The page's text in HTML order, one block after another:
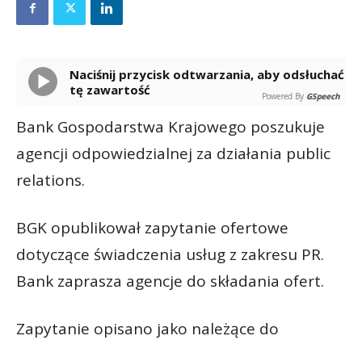
Naciśnij przycisk odtwarzania, aby odsłuchać
tę zawartość
Powered By GSpeech
Bank Gospodarstwa Krajowego poszukuje
agencji odpowiedzialnej za działania public
relations.
BGK opublikował zapytanie ofertowe
dotyczące świadczenia usług z zakresu PR.
Bank zaprasza agencje do składania ofert.
Zapytanie opisano jako należące do